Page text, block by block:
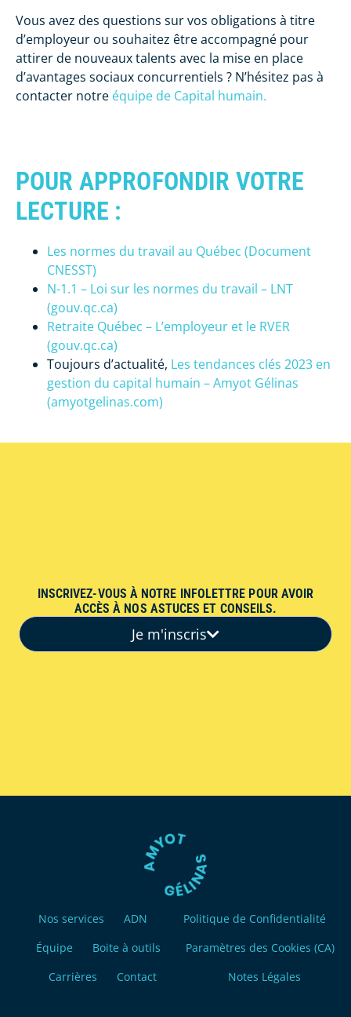
Vous avez des questions sur vos obligations à titre
d’employeur ou souhaitez être accompagné pour
attirer de nouveaux talents avec la mise en place
d’avantages sociaux concurrentiels ? N’hésitez pas à
contacter notre équipe de Capital humain.
POUR APPROFONDIR VOTRE
LECTURE :
Les normes du travail au Québec (Document
CNESST)
N-1.1 – Loi sur les normes du travail – LNT
(gouv.qc.ca)
Retraite Québec – L’employeur et le RVER
(gouv.qc.ca)
Toujours d’actualité, Les tendances clés 2023 en
gestion du capital humain – Amyot Gélinas
(amyotgelinas.com)
INSCRIVEZ-VOUS À NOTRE INFOLETTRE POUR AVOIR
ACCÈS À NOS ASTUCES ET CONSEILS.
Je m'inscris
Nos services
ADN
Équipe
Boite à outils
Carrières
Contact
Politique de Confidentialité
Paramètres des Cookies (CA)
Notes Légales